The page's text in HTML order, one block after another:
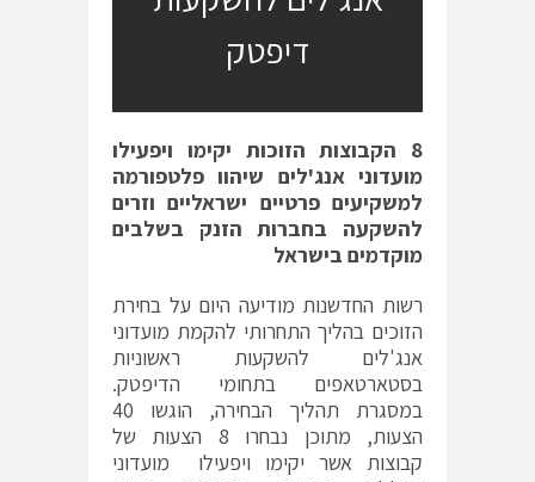
דיפטק
8
הקבוצות הזוכות יקימו ויפעילו
מועדוני אנג'לים שיהוו פלטפורמה
למשקיעים פרטיים ישראליים וזרים
להשקעה בחברות הזנק בשלבים
מוקדמים בישראל
רשות החדשנות מודיעה היום על בחירת
הזוכים בהליך התחרותי להקמת מועדוני
אנג'לים להשקעות ראשוניות
בסטארטאפים בתחומי הדיפטק.
במסגרת תהליך הבחירה, הוגשו 40
הצעות, מתוכן נבחרו 8 הצעות של
קבוצות אשר יקימו ויפעילו מועדוני